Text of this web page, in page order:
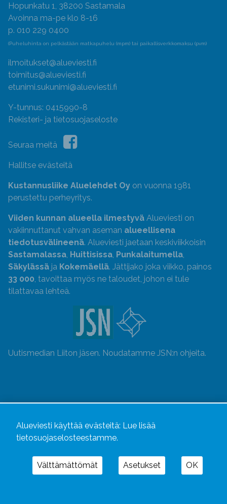
Hopunkatu 1, 38200 Sastamala
Avoinna ma-pe klo 8-16
p. 010 229 0400
(Puheluhinta on pelkästään matkapuhelu (mpm) tai paikallisverkkomaksu (pvm)
ilmoitukset@alueviesti.fi
toimitus@alueviesti.fi
etunimi.sukunimi@alueviesti.fi
Y-tunnus: 0415990-8
Rekisteri- ja tietosuojaseloste
Seuraa meitä
Hallitse evästeitä
Kustannusliike Aluelehdet Oy on vuonna 1981
perustettu perheyritys.
Viiden kunnan alueella ilmestyvä Alueviesti on
vakiinnuttanut vahvan aseman alueellisena
tiedotusvälineenä. Alueviesti jaetaan keskiviikkoisin
Sastamalassa Huittisissa Punkalaitumella
Säkylässä ja Kokemäellä. Jättijako joka viikko, painos
33 000 , tavoittaa myös ne taloudet, johon ei tule
tilattavaa lehteä.
Uutismedian Liiton jäsen. Noudatamme JSN:n ohjeita.
Alueviesti käyttää evästeitä: Lue lisää
tietosuojaselosteestamme.
Välttämättömät Asetukset OK